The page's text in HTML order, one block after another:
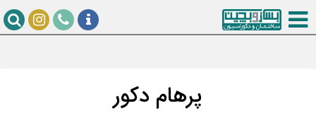
پرهام دکور